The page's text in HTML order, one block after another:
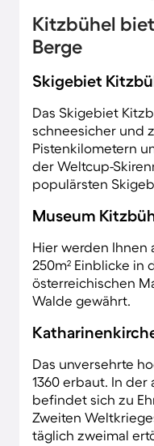
Kitzbühel
Berge
Skigebiet
Das Skigebiet
schneesicher und
Pistenkilometern
der Weltcup-
populärsten
Museum
Hier werden Ihnen
250m² Einblicke in
österreichischen
Walde gewährt.
Das unversehrte
1360 erbaut. In
befindet sich zu
Zweiten
täglich zweimal